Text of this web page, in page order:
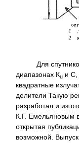
Для
диапазонах Кu и С,
квадратные
делители Такую
разработал и
К.Г. Емельяновым
открытая
возможной.